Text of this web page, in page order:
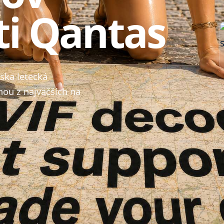
Qantas
letecká
z najväčších na